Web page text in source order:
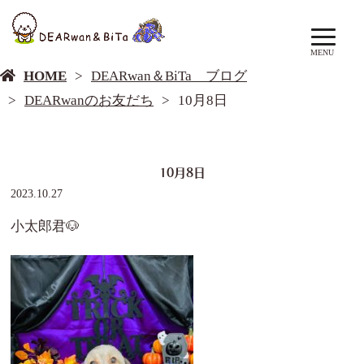
MENU
HOME
DEARwan＆BiTa ブログ
DEARwanのお友だち
10月8日
10月8日
2023.10.27
小太郎君🐶